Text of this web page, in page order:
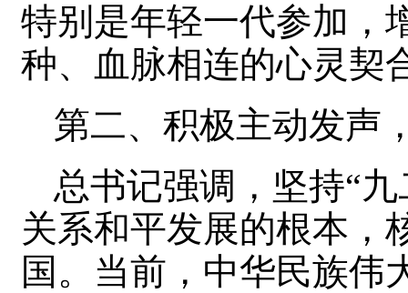
特别是年轻一代参加，
种、血脉相连的心灵契
第二、积极主动发声
总书记强调，坚持“
关系和平发展的根本，
国。当前，中华民族伟